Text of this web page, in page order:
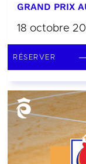
GRAND PRIX
18 octobre
RÉSERVER